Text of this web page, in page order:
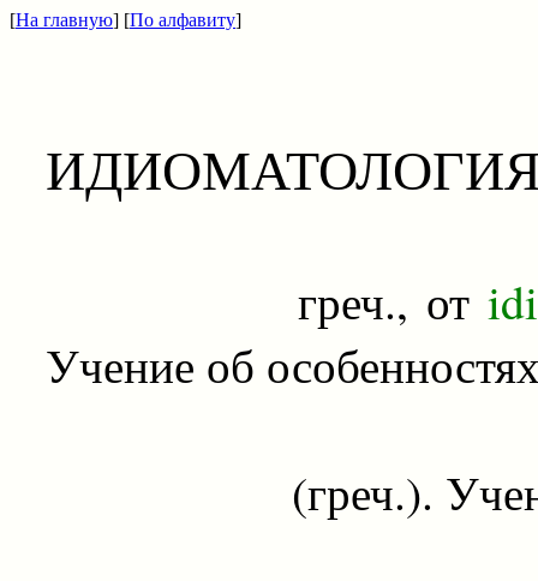
[На главную] [По алфавиту]
греч., от
Учение об
(греч.). Учение